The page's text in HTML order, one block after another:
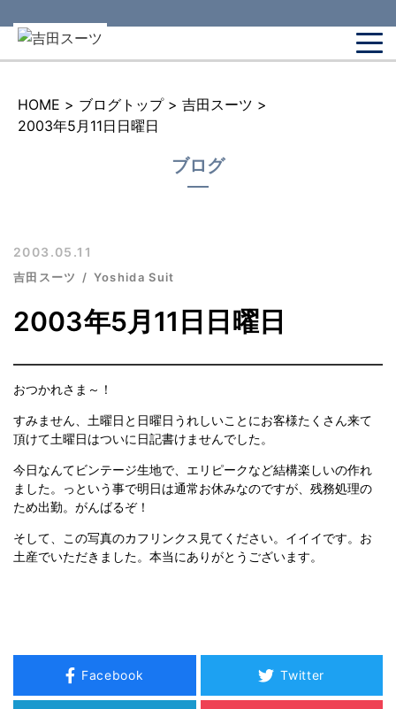
HOME > ブログトップ > 吉田スーツ >
2003年5月11日日曜日
ブログ
2003.05.11
吉田スーツ Yoshida Suit
2003年5月11日日曜日
おつかれさま～！
すみません、土曜日と日曜日うれしいことにお客様たくさん来て
頂けて土曜日はついに日記書けませんでした。
今日なんてビンテージ生地で、エリピークなど結構楽しいの作れ
ました。っという事で明日は通常お休みなのですが、残務処理の
ため出勤。がんばるぞ！
そして、この写真のカフリンクス見てください。イイイです。お
土産でいただきました。本当にありがとうございます。
Facebook Twitter